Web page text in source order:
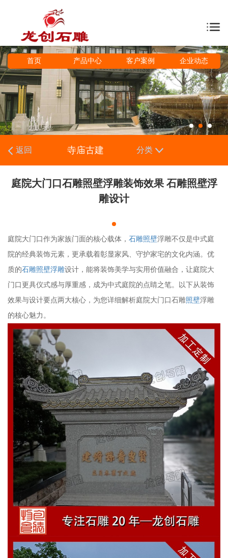
首页 产品中心 客户案例 企业动态
返回 寺庙古建 分类
庭院大门口石雕照壁浮雕装饰效果 石雕照壁浮
雕设计
庭院大门口作为家族门面的核心载体， 石雕照壁浮雕不仅是中式庭
院的经典装饰元素，更承载着彰显家风、守护家宅的文化内涵。优
质的石雕照壁浮雕设计，能将装饰美学与实用价值融合，让庭院大
门口更具仪式感与厚重感，成为中式庭院的点睛之笔。以下从装饰
效果与设计要点两大核心，为您详细解析庭院大门口石雕照壁浮雕
的核心魅力。